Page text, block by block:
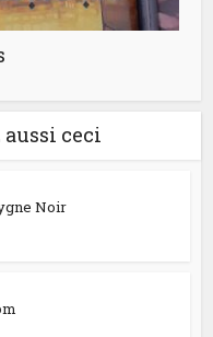
ceci
Noir